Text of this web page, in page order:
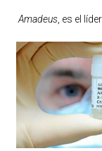
Amadeus, es el